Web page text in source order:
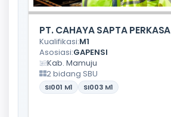
PT. CAHAYA SAPTA PERKASA
Kualifikasi:M1
Asosiasi:GAPENSI
Kab. Mamuju
2 bidang SBU
SI001 M1 SI003 M1